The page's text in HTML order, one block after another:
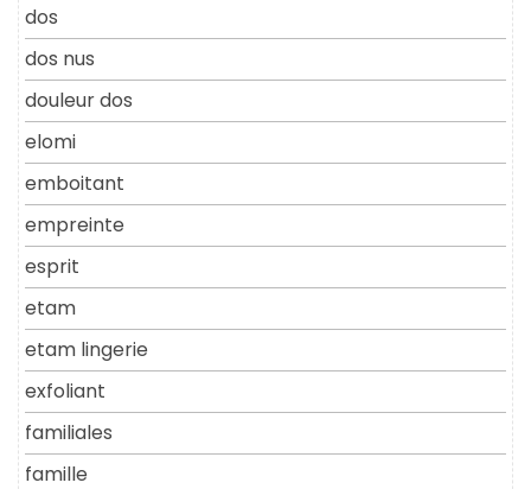
dos
dos nus
douleur dos
elomi
emboitant
empreinte
esprit
etam
etam lingerie
exfoliant
familiales
famille